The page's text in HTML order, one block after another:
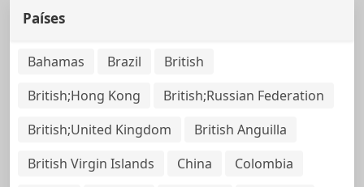
Países
Bahamas Brazil
British
British;Hong Kong
British;Russian Federation
British;United Kingdom
British Anguilla
British Virgin Islands
China
Colombia